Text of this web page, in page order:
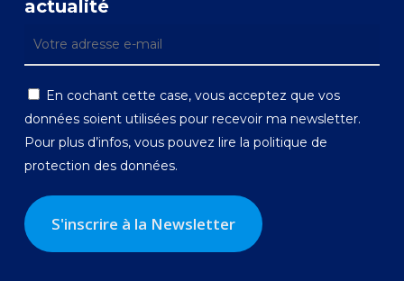
actualité
En cochant cette case, vous acceptez que vos
données soient utilisées pour recevoir ma newsletter.
Pour plus d’infos, vous pouvez lire la politique de
protection des données.